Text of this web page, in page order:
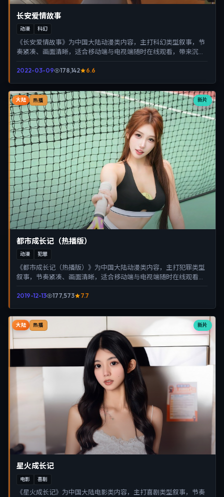
长安爱情故事
动漫 科幻
《长安爱情故事》为中国大陆动漫类内容，主打科幻类型叙事，节
奏紧凑、画面清晰，适合移动端与电视端随时在线观看，带来沉浸
2022-03-09 178,142 6.6
新片
大陆 热播
都市成长记（热播版）
动漫 犯罪
《都市成长记（热播版）》为中国大陆动漫类内容，主打犯罪类型
叙事，节奏紧凑、画面清晰，适合移动端与电视端随时在线观看，
2019-12-13 177,573 7.7
新片
大陆 热播
星火成长记
电影 喜剧
《星火成长记》为中国大陆电影类内容，主打喜剧类型叙事，节奏